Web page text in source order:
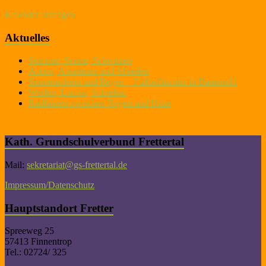
Kalender anzeigen
Aktuelles
Sommer, Sonne, Schwitzen
Action, Abenteuer und Abseilen
Sonnenschein und Regen – Fußballturnier in Bamenohl
Werfen, Laufen, Schießen
Radfahren zwischen Regen und Hitze
Kath. Grundschulverbund Frettertal
Mail: sekretariat@gs-frettertal.de
Impressum/Datenschutz
Hauptstandort Fretter
Spreeweg 25
57413 Finnentrop
Tel.: 02724/ 325